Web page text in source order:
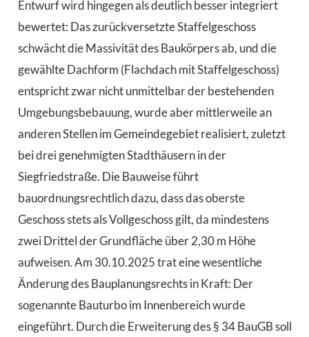
Entwurf wird hingegen als deutlich besser integriert
bewertet: Das zurückversetzte Staffelgeschoss
schwächt die Massivität des Baukörpers ab, und die
gewählte Dachform (Flachdach mit Staffelgeschoss)
entspricht zwar nicht unmittelbar der bestehenden
Umgebungsbebauung, wurde aber mittlerweile an
anderen Stellen im Gemeindegebiet realisiert, zuletzt
bei drei genehmigten Stadthäusern in der
Siegfriedstraße. Die Bauweise führt
bauordnungsrechtlich dazu, dass das oberste
Geschoss stets als Vollgeschoss gilt, da mindestens
zwei Drittel der Grundfläche über 2,30 m Höhe
aufweisen. Am 30.10.2025 trat eine wesentliche
Änderung des Bauplanungsrechts in Kraft: Der
sogenannte Bauturbo im Innenbereich wurde
eingeführt. Durch die Erweiterung des § 34 BauGB soll